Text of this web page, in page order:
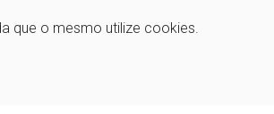
que o mesmo utilize cookies.